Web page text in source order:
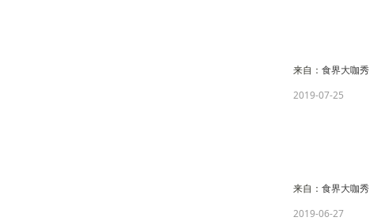
来自： 食界大咖秀
2019-07-25
来自： 食界大咖秀
2019-06-27